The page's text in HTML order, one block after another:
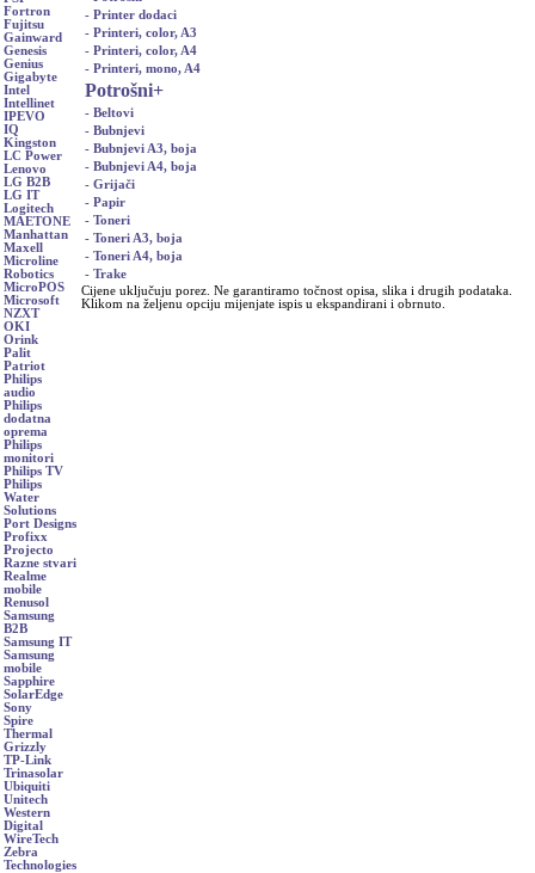
Fortron
Fujitsu
Gainward
Genesis
Genius
Gigabyte
Intel
Intellinet
IPEVO
IQ
Kingston
LC Power
Lenovo
LG B2B
LG IT
Logitech
MAETONE
Manhattan
Maxell
Microline
Robotics
MicroPOS
Microsoft
NZXT
OKI
Orink
Palit
Patriot
Philips
audio
Philips
dodatna
oprema
Philips
monitori
Philips TV
Philips
Water
Solutions
Port Designs
Profixx
Projecto
Razne stvari
Realme
mobile
Renusol
Samsung
B2B
Samsung IT
Samsung
mobile
Sapphire
SolarEdge
Sony
Spire
Thermal
Grizzly
TP-Link
Trinasolar
Ubiquiti
Unitech
Western
Digital
WireTech
Zebra
Technologies
- Printer dodaci
- Printeri, color, A3
- Printeri, color, A4
- Printeri, mono, A4
Potrošni+
- Beltovi
- Bubnjevi
- Bubnjevi A3, boja
- Bubnjevi A4, boja
- Grijači
- Papir
- Toneri
- Toneri A3, boja
- Toneri A4, boja
- Trake
Cijene uključuju porez. Ne garantiramo točnost opisa, slika i drugih podataka.
Klikom na željenu opciju mijenjate ispis u ekspandirani i obrnuto.